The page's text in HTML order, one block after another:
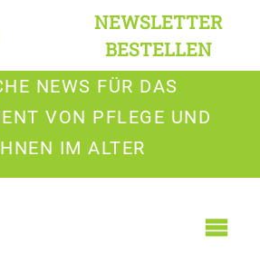
NEWSLETTER
BESTELLEN
NEWS FÜR DAS
VON PFLEGE UND
IM ALTER